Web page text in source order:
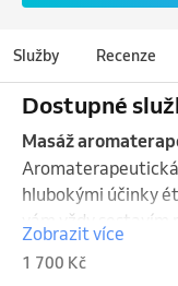
Služby Recenze
Dostupné
Masáž
hlubokými účinky
vám vždy
celého těla a
Nejoblíbenější
Zobrazit více
1 700 Kč